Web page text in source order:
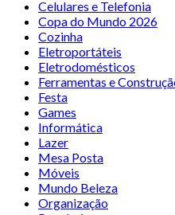
Celulares e Telefonia
Copa do Mundo 2026
Cozinha
Eletroportáteis
Eletrodomésticos
Ferramentas e
Festa
Games
Informática
Lazer
Mesa Posta
Móveis
Mundo Beleza
Organização